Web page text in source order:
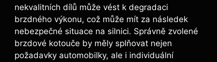
nekvalitních dílů může vést k degradaci
brzdného výkonu, což může mít za následek
nebezpečné situace na silnici. Správně zvolené
brzdové kotouče by měly splňovat nejen
požadavky automobilky, ale i individuální